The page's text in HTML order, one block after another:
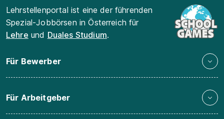
Lehrstellenportal ist eine der führenden
Spezial-Jobbörsen in Österreich für
Lehre und Duales Studium.
Für Bewerber
Für Arbeitgeber